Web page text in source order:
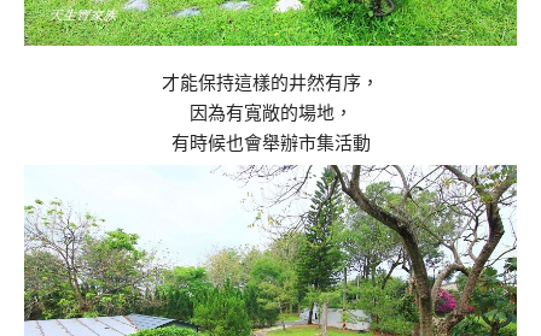
才能保持這樣的井然有序，
因為有寬敞的場地，
有時候也會舉辦市集活動